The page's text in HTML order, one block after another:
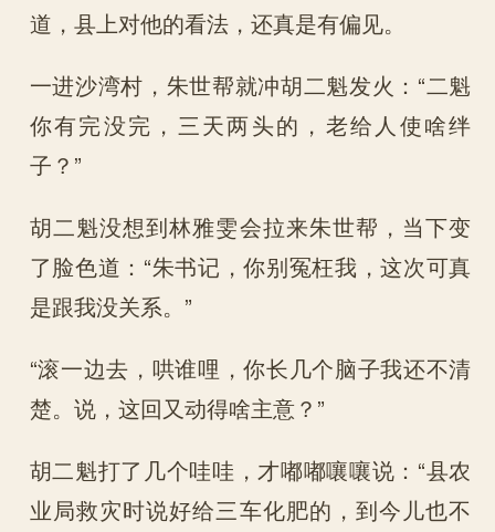
道，县上对他的看法，还真是有偏见。
一进沙湾村，朱世帮就冲胡二魁发火：“二魁
你有完没完，三天两头的，老给人使啥绊
子？”
胡二魁没想到林雅雯会拉来朱世帮，当下变
了脸色道：“朱书记，你别冤枉我，这次可真
是跟我没关系。”
“滚一边去，哄谁哩，你长几个脑子我还不清
楚。说，这回又动得啥主意？”
胡二魁打了几个哇哇，才嘟嘟嚷嚷说：“县农
业局救灾时说好给三车化肥的，到今儿也不